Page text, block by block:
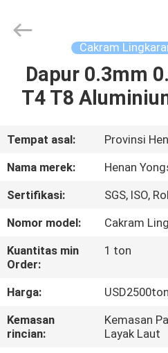
RUMAH
TENTANG
KAMI
TUR
PABRIK
KONTROL
KUALITAS
Industry
Co.,Ltd..
Reserved.
Cakram
Dapur 0.3mm
T4 T8
Tempat asal:
Provinsi
Nama merek:
Henan
Sertifikasi:
SGS, ISO,
Nomor model:
Cakram
Kuantitas min
Order:
1 ton
Harga:
Kemasan
rincian:
Kemasan
Layak Laut